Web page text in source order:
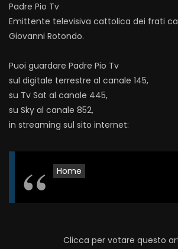
Padre Pio Tv
Emittente televisiva cattolica dei frati
Giovanni Rotondo.
Puoi guardare Padre Pio Tv
sul digitale terrestre al canale 145,
su Tv Sat al canale 445,
su Sky al canale 852,
in streaming sul sito internet:
Home
Clicca per votare questo